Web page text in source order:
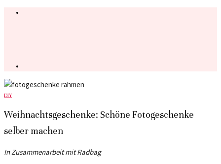
DIY
Weihnachtsgeschenke: Schöne Fotogeschenke
selber machen
In Zusammenarbeit mit Radbag